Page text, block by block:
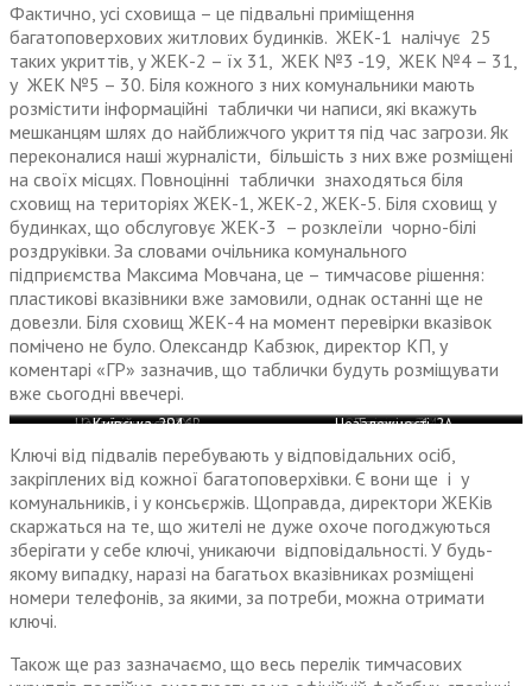
Фактично, усі сховища – це підвальні приміщення
багатоповерхових житлових будинків. ЖЕК-1 налічує 25
таких укриттів, у ЖЕК-2 – їх 31, ЖЕК №3 -19, ЖЕК №4 – 31,
у ЖЕК №5 – 30. Біля кожного з них комунальники мають
розмістити інформаційні таблички чи написи, які вкажуть
мешканцям шлях до найближчого укриття під час загрози. Як
переконалися наші журналісти, більшість з них вже розміщені
на своїх місцях. Повноцінні таблички знаходяться біля
сховищ на територіях ЖЕК-1, ЖЕК-2, ЖЕК-5. Біля сховищ у
будинках, що обслуговує ЖЕК-3 – розклеїли чорно-білі
роздруківки. За словами очільника комунального
підприємства Максима Мовчана, це – тимчасове рішення:
пластикові вказівники вже замовили, однак останні ще не
довезли. Біля сховищ ЖЕК-4 на момент перевірки вказівок
помічено не було. Олександр Кабзюк, директор КП, у
коментарі «ГР» зазначив, що таблички будуть розміщувати
вже сьогодні ввечері.
Київська, 294 Онікієнка, 8
Петлюри, 17В Онікієнка, 20\2
Олімпійська, 10А Лагунової, 4
Незалежності, 16В Гагаріна, 1
Київська, 294 Незалежності, 2А
Ключі від підвалів перебувають у відповідальних осіб,
закріплених від кожної багатоповерхівки. Є вони ще і у
комунальників, і у консьєржів. Щоправда, директори ЖЕКів
скаржаться на те, що жителі не дуже охоче погоджуються
зберігати у себе ключі, уникаючи відповідальності. У будь-
якому випадку, наразі на багатьох вказівниках розміщені
номери телефонів, за якими, за потреби, можна отримати
ключі.
Також ще раз зазначаємо, що весь перелік тимчасових